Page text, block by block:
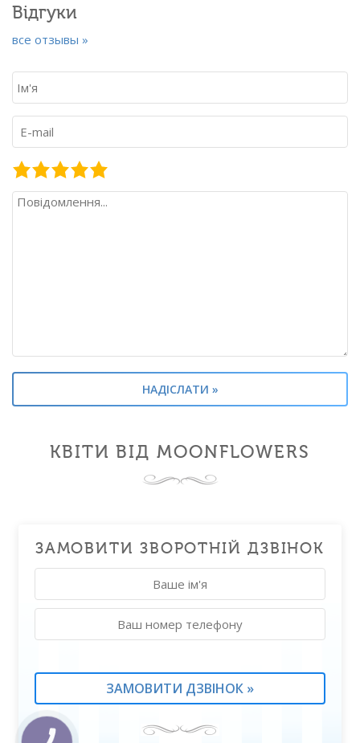
Відгуки
все отзывы »
КВІТИ ВІД MOONFLOWERS
ЗАМОВИТИ ЗВОРОТНІЙ ДЗВІНОК
КНОПКА